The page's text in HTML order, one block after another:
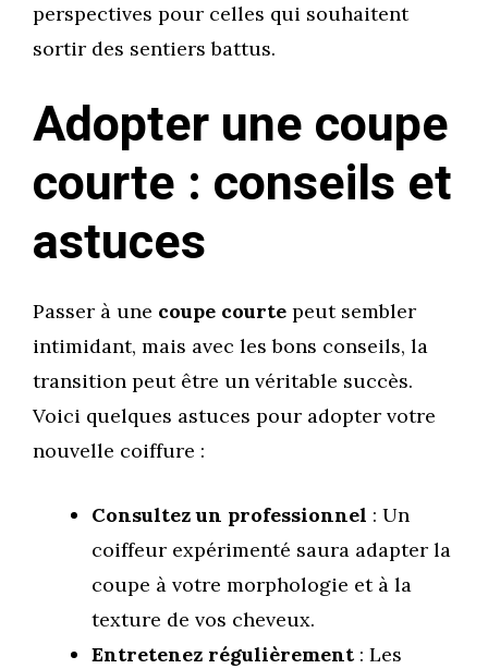
perspectives pour celles qui souhaitent
sortir des sentiers battus.
Adopter une coupe
courte : conseils et
astuces
Passer à une coupe courte peut sembler
intimidant, mais avec les bons conseils, la
transition peut être un véritable succès.
Voici quelques astuces pour adopter votre
nouvelle coiffure :
Consultez un professionnel : Un
coiffeur expérimenté saura adapter la
coupe à votre morphologie et à la
texture de vos cheveux.
Entretenez régulièrement : Les